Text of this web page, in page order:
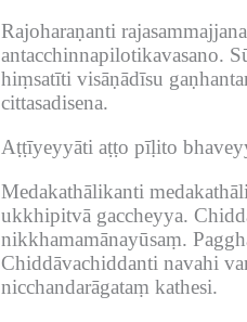
Rajoharaṇanti
antacchinnapilotikavasano.
hiṃsatīti visāṇādīsu
cittasadisena.
Aṭṭīyeyyāti aṭṭo pīḷito
Medakathālikanti
ukkhipitvā gaccheyya.
nikkhamamānayūsaṃ.
Chiddāvachiddanti navahi
nicchandarāgataṃ kathesi.